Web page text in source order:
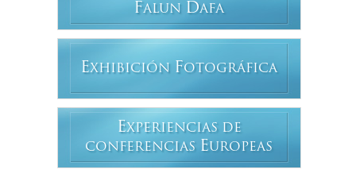
FALUN DAFA
EXHIBICIÓN FOTOGRÁFICA
EXPERIENCIAS DE
CONFERENCIAS EUROPEAS